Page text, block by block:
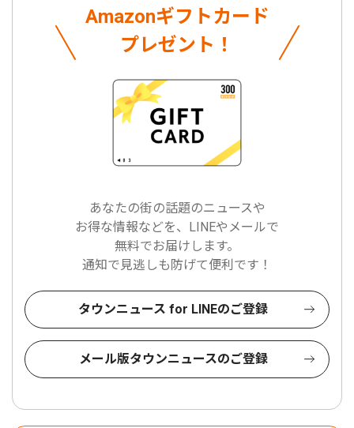
Amazonギフトカード
プレゼント！
あなたの街の話題のニュースや
お得な情報などを、LINEやメールで
無料でお届けします。
通知で見逃しも防げて便利です！
タウンニュース for LINEのご登録
メール版タウンニュースのご登録